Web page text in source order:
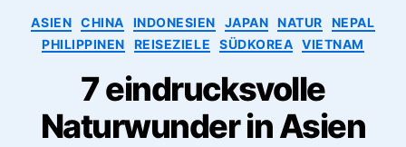
Kategorien
ASIEN CHINA INDONESIEN JAPAN NATUR
NEPAL
PHILIPPINEN
REISEZIELE SÜDKOREA VIETNAM
7 eindrucksvolle
Naturwunder in Asien